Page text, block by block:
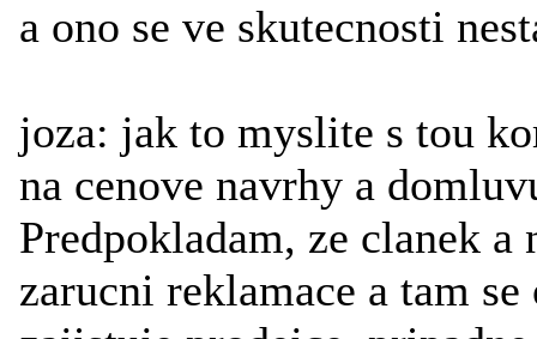
a ono se ve skutecnosti
joza: jak to myslite s tou
na cenove navrhy a
Predpokladam, ze clanek a
zarucni reklamace a tam